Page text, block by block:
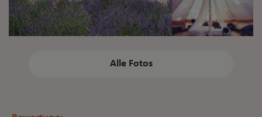
Alle Fotos